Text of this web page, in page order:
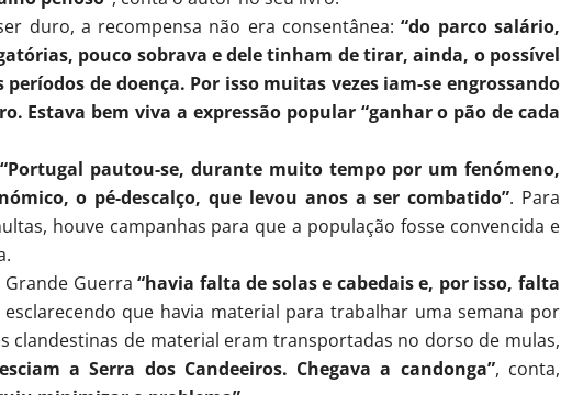
duro, a recompensa não era consentânea:“do parco salário,
pouco sobrava e dele tinham de tirar, ainda, o possível
períodos de doença. Por isso muitas vezes iam-se engrossando
Estava bem viva a expressão popular “ganhar o pão de cada
“Portugal pautou-se, durante muito tempo por um fenómeno,
o pé-descalço, que levou anos a ser combatido”. Para
houve campanhas para que a população fosse convencida e
Grande Guerra“havia falta de solas e cabedais e, por isso, falta
que havia material para trabalhar uma semana por
clandestinas de material eram transportadas no dorso de mulas,
a Serra dos Candeeiros. Chegava a candonga”, conta,